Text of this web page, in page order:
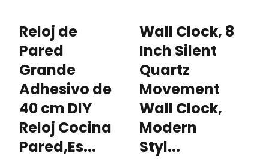
Reloj de
Pared
Grande
Adhesivo de
40 cm DIY
Reloj Cocina
Pared,Es...
Wall Clock, 8
Inch Silent
Quartz
Movement
Wall Clock,
Modern
Styl...